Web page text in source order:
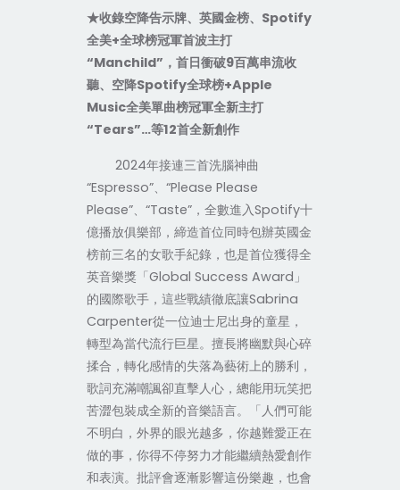
★收錄空降告示牌、英國金榜、 Spotify
全美+全球榜冠軍首波主打
“Manchild”，首日衝破9百萬串流收
聽、空降Spotify全球榜+Apple
Music全美單曲榜冠軍全新主打
“Tears”…等12首全新創作
2024年接連三首洗腦神曲
“Espresso”、“Please Please
Please”、“Taste”，全數進入Spotify十
億播放俱樂部，締造首位同時包辦英國金
榜前三名的女歌手紀錄，也是首位獲得全
英音樂獎「Global Success Award」
的國際歌手，這些戰績徹底讓Sabrina
Carpenter從一位迪士尼出身的童星，
轉型為當代流行巨星。擅長將幽默與心碎
揉合，轉化感情的失落為藝術上的勝利，
歌詞充滿嘲諷卻直擊人心，總能用玩笑把
苦澀包裝成全新的音樂語言。「人們可能
不明白，外界的眼光越多，你越難愛正在
做的事，你得不停努力才能繼續熱愛創作
和表演。批評會逐漸影響這份樂趣，也會